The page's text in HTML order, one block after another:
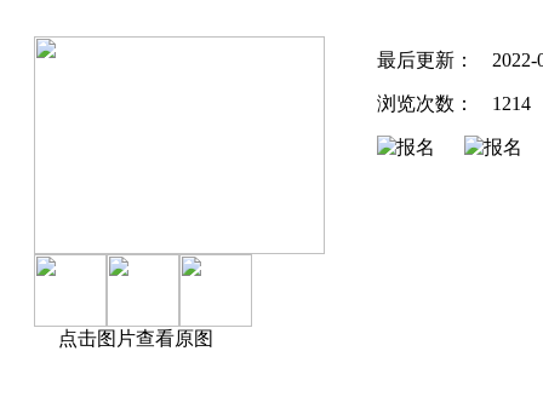
点击图片查看原图
最后更新： 2022-
浏览次数： 1214